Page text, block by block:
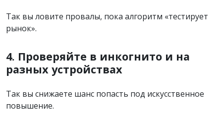
Так вы ловите провалы, пока алгоритм «тестирует
рынок».
4. Проверяйте в инкогнито и на
разных устройствах
Так вы снижаете шанс попасть под искусственное
повышение.